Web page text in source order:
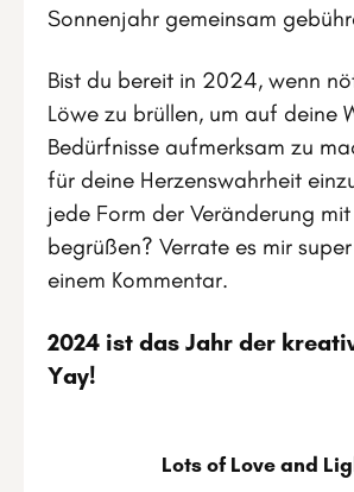
Sonnenjahr gemeinsam
Bist du bereit in 2024, wenn
Löwe zu brüllen, um auf deine
Bedürfnisse aufmerksam zu
für deine Herzenswahrheit
jede Form der Veränderung
begrüßen? Verrate es mir
einem Kommentar.
2024 ist das Jahr der
Yay!
Lots of Love and